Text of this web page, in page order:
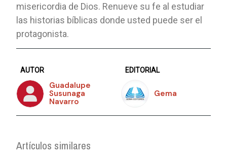
misericordia de Dios. Renueve su fe al estudiar
las historias bíblicas donde usted puede ser el
protagonista.
AUTOR
Guadalupe
Susunaga
Navarro
EDITORIAL
Gema
Artículos similares